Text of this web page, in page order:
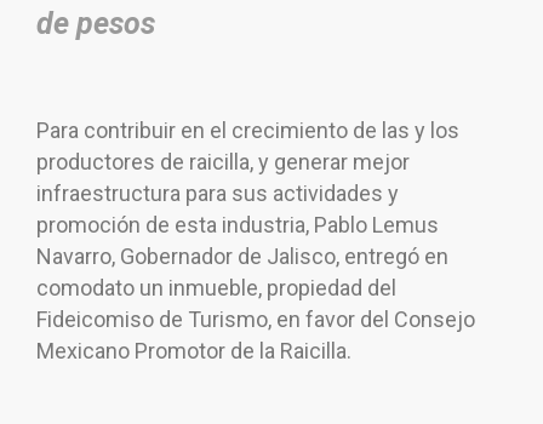
de pesos
Para contribuir en el crecimiento de las y los
productores de raicilla, y generar mejor
infraestructura para sus actividades y
promoción de esta industria, Pablo Lemus
Navarro, Gobernador de Jalisco, entregó en
comodato un inmueble, propiedad del
Fideicomiso de Turismo, en favor del Consejo
Mexicano Promotor de la Raicilla.